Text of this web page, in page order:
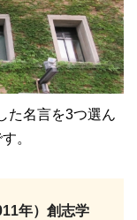
た名言を3つ選ん
。
年）創志学